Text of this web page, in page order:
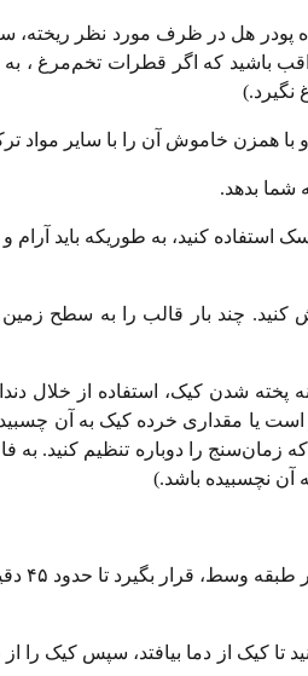
پودر هل در ظرف مورد نظر
باشید که اگر قطرات تخم‌مرغ ،
نگیرد.)
استفاده کنید، به طوریکه باید
کنید. چند بار قالب را به سطح
پخته شدن کیک، استفاده از خلال
یا مقداری خرده کیک به آن
آن نچسبیده باشد.)
از فر خارج کردید، حدود 20 تا 30 دقیقه صبر کنید تا کیک از